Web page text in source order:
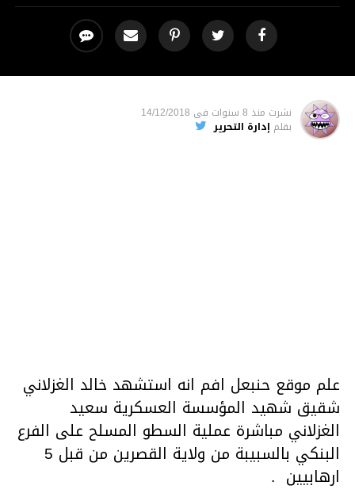
نشرت منذ 8 سنوات فى 14/12/2018
بقلم إدارة التحرير
علم موقع حنبعل افم انه استشهد خالد الغزلاني
شقيق شهيد المؤسسة العسكرية سعيد
الغزلاني مباشرة عملية السطو المسلح على الفرع
البنكي بالسبيبة من ولاية القصرين من قبل 5
ارهابيين .